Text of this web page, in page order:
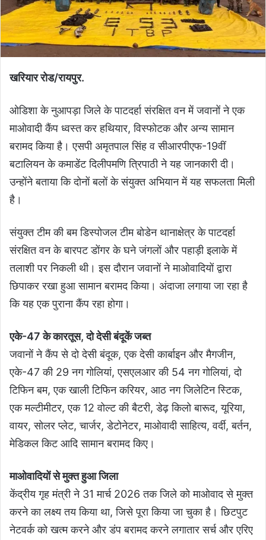
खरियार रोड/रायपुर.
ओडिशा के नुआपड़ा जिले के पाटदर्हा संरक्षित वन में जवानों ने एक
माओवादी कैंप ध्वस्त कर हथियार, विस्फोटक और अन्य सामान
बरामद किया है। एसपी अमृतपाल सिंह व सीआरपीएफ-19वीं
बटालियन के कमाडेंट दिलीपमणि त्रिपाठी ने यह जानकारी दी।
उन्होंने बताया कि दोनों बलों के संयुक्त अभियान में यह सफलता मिली
है।
संयुक्त टीम की बम डिस्पोजल टीम बोडेन थानाक्षेत्र के पाटदर्हा
संरक्षित वन के बारपट डोंगर के घने जंगलों और पहाड़ी इलाके में
तलाशी पर निकली थी। इस दौरान जवानों ने माओवादियों द्वारा
छिपाकर रखा हुआ सामान बरामद किया। अंदाजा लगाया जा रहा है
कि यह एक पुराना कैंप रहा होगा।
एके-47 के कारतूस, दो देसी बंदूकें जब्त
जवानों ने कैंप से दो देसी बंदूक, एक देसी कार्बाइन और मैगजीन,
एके-47 की 29 नग गोलियां, एसएलआर की 54 नग गोलियां, दो
टिफिन बम, एक खाली टिफिन करियर, आठ नग जिलेटिन स्टिक,
एक मल्टीमीटर, एक 12 वोल्ट की बैटरी, डेढ़ किलो बारूद, यूरिया,
वायर, सोलर प्लेट, चार्जर, डेटोनेटर, माओवादी साहित्य, वर्दी, बर्तन,
मेडिकल किट आदि सामान बरामद किए।
माओवादियों से मुक्त हुआ जिला
केंद्रीय गृह मंत्री ने 31 मार्च 2026 तक जिले को माओवाद से मुक्त
करने का लक्ष्य तय किया था, जिसे पूरा किया जा चुका है। छिटपुट
नेटवर्क को खत्म करने और डंप बरामद करने लगातार सर्च और एरिए